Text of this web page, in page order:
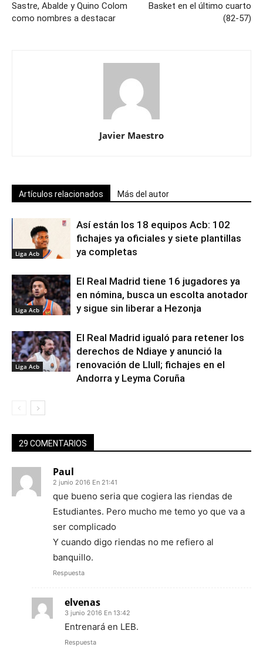
Sastre, Abalde y Quino Colom
como nombres a destacar
Basket en el último cuarto
(82-57)
Javier Maestro
Artículos relacionados Más del autor
Liga Acb
Así están los 18 equipos Acb: 102
fichajes ya oficiales y siete plantillas
ya completas
Liga Acb
El Real Madrid tiene 16 jugadores ya
en nómina, busca un escolta anotador
y sigue sin liberar a Hezonja
Liga Acb
El Real Madrid igualó para retener los
derechos de Ndiaye y anunció la
renovación de Llull; fichajes en el
Andorra y Leyma Coruña
29 COMENTARIOS
Paul
2 junio 2016 En 21:41
que bueno seria que cogiera las riendas de
Estudiantes. Pero mucho me temo yo que va a
ser complicado
Y cuando digo riendas no me refiero al
banquillo.
Respuesta
elvenas
3 junio 2016 En 13:42
Entrenará en LEB.
Respuesta